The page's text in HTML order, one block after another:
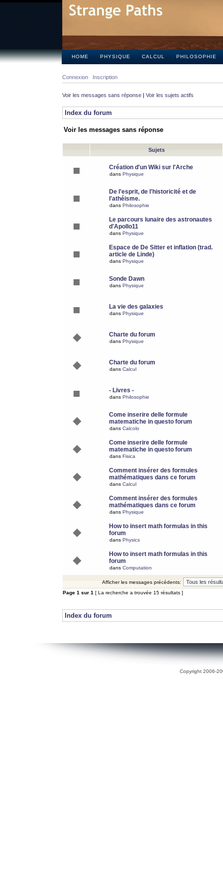
HOME PHYSIQUE CALCUL PHILOSOPHIE
Connexion Inscription
Voir les messages sans réponse | Voir les sujets actifs
Index du forum
Voir les messages sans réponse
Sujets
Création d'un Wiki sur l'Arche
dans Physique
De l'esprit, de l'historicité et de
l'athéisme.
dans Philosophie
Le parcours lunaire des astronautes
d'Apollo11
dans Physique
Espace de De Sitter et inflation (trad.
article de Linde)
dans Physique
Sonde Dawn
dans Physique
La vie des galaxies
dans Physique
Charte du forum
dans Physique
Charte du forum
dans Calcul
- Livres -
dans Philosophie
Come inserire delle formule
matematiche in questo forum
dans Calcolo
Come inserire delle formule
matematiche in questo forum
dans Fisica
Comment insérer des formules
mathématiques dans ce forum
dans Calcul
Comment insérer des formules
mathématiques dans ce forum
dans Physique
How to insert math formulas in this
forum
dans Physics
How to insert math formulas in this
forum
dans Computation
Afficher les messages précédents:
Page 1 sur 1 [ La recherche a trouvée 15 résultats ]
Index du forum
Copyright 2006-